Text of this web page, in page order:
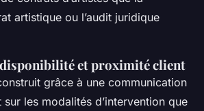
artistique ou l’audit juridique
et proximité client
grâce à une communication
les modalités d’intervention que